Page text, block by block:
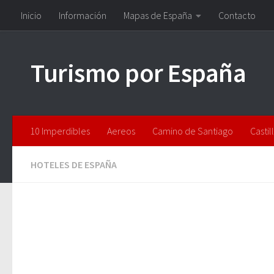
Saltar al contenido
Inicio Información Mapas de España Contacto
Turismo por España
10 Imperdibles Aereos Camino de Santiago
HOTELES DE ESPAÑA